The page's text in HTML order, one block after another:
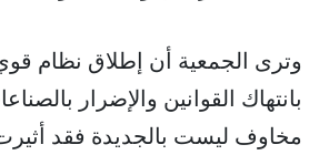
وترى الجمعية أن إطلاق نظام
بانتهاك القوانين والإضرار
مخاوف ليست بالجديدة فقد